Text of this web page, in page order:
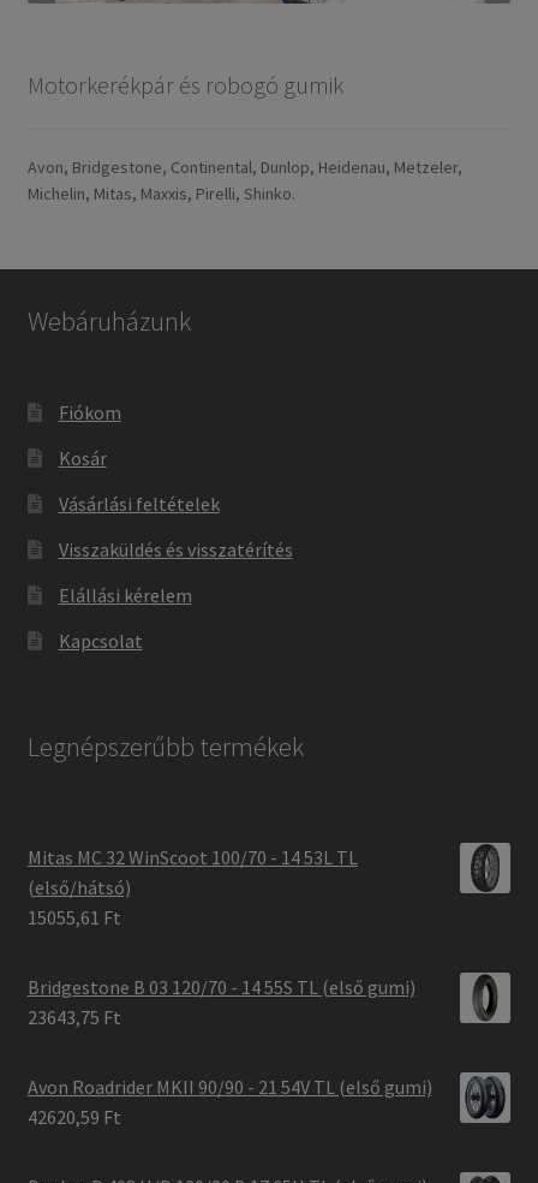
Motorkerékpár és robogó gumik
Avon, Bridgestone, Continental, Dunlop, Heidenau, Metzeler,
Michelin, Mitas, Maxxis, Pirelli, Shinko.
Webáruházunk
Fiókom
Kosár
Vásárlási feltételek
Visszaküldés és visszatérítés
Elállási kérelem
Kapcsolat
Legnépszerűbb termékek
Mitas MC 32 WinScoot 100/70 - 14 53L TL
(első/hátsó)
15055,61 Ft
Bridgestone B 03 120/70 - 14 55S TL (első gumi)
23643,75 Ft
Avon Roadrider MKII 90/90 - 21 54V TL (első gumi)
42620,59 Ft